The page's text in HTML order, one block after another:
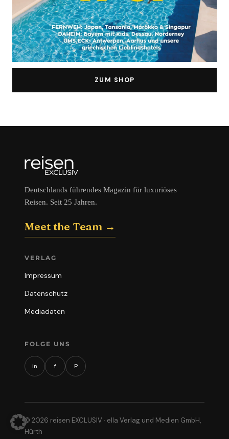
ZUM SHOP
Deutschlands führendes Magazin für luxuriöses
Reisen. Seit 25 Jahren.
Meet the Team →
VERLAG
Impressum
Datenschutz
Mediadaten
FOLGE UNS
in f P
© 2026 reisen EXCLUSIV · ella Verlag und Medien GmbH,
Hürth